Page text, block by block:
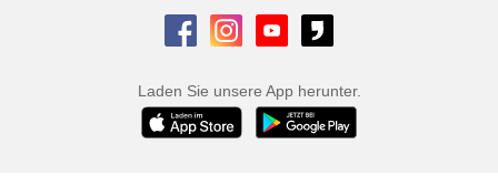
Laden Sie unsere App herunter.